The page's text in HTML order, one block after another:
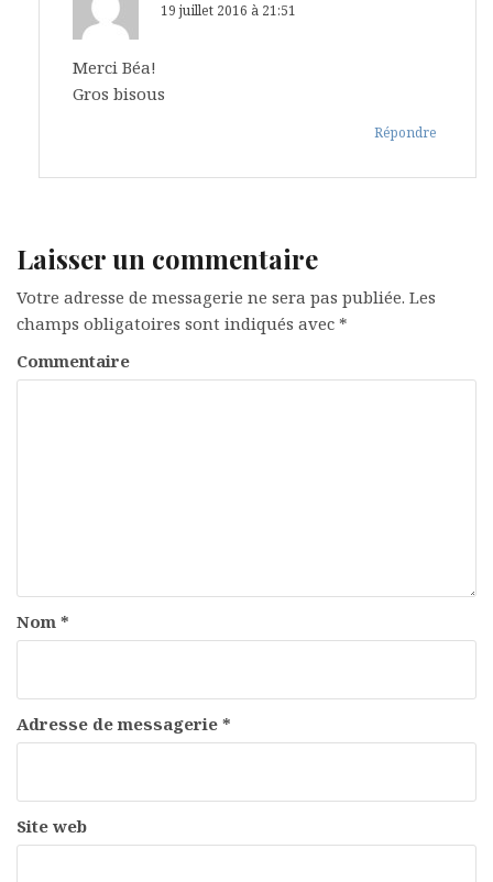
19 juillet 2016 à 21:51
Merci Béa!
Gros bisous
Répondre
Laisser un commentaire
Votre adresse de messagerie ne sera pas publiée. Les
champs obligatoires sont indiqués avec *
Commentaire
Nom *
Adresse de messagerie *
Site web